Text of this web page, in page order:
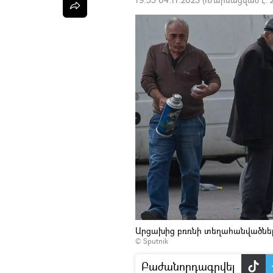
Արցախից բռռնի
© Sputnik
Բաժանորդագրվել